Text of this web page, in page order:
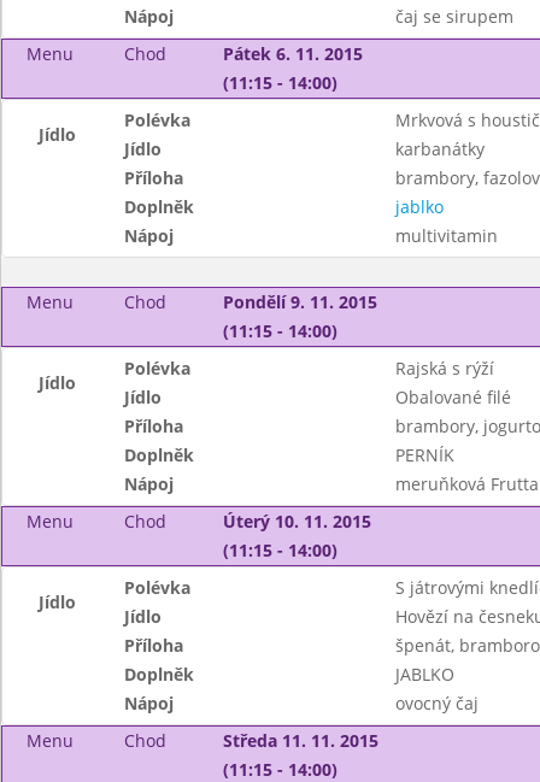
Nápoj
čaj se sirupem
Menu
Chod
Pátek 6. 11. 2015
(11:15 - 14:00)
Jídlo
Polévka
Mrkvová s
Jídlo
karbanátky
Příloha
brambory,
Doplněk
jablko
Nápoj
multivitamin
Menu Chod
Pondělí 9. 11. 2015
(11:15 - 14:00)
Jídlo
Polévka
Rajská s rýží
Jídlo
Obalované filé
Příloha
brambory,
Doplněk
PERNÍK
Nápoj
meruňková
Menu
Chod
Úterý 10. 11. 2015
(11:15 - 14:00)
Jídlo
Polévka
S játrovými
Jídlo
Hovězí na
Příloha
špenát,
Doplněk
JABLKO
Nápoj
ovocný čaj
Menu
Chod
Středa 11. 11. 2015
(11:15 - 14:00)